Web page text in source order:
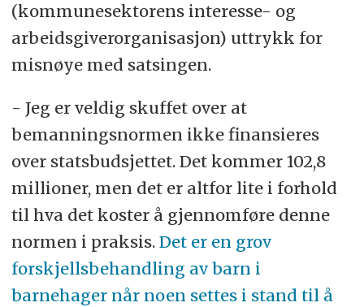
(kommunesektorens interesse- og
arbeidsgiverorganisasjon) uttrykk for
misnøye med satsingen.
- Jeg er veldig skuffet over at
bemanningsnormen ikke finansieres
over statsbudsjettet. Det kommer 102,8
millioner, men det er altfor lite i forhold
til hva det koster å gjennomføre denne
normen i praksis. Det er en grov
forskjellsbehandling av barn i
barnehager når noen settes i stand til å